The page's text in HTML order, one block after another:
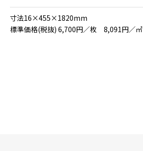
⼨法16×455×1820mm
標準価格(税抜) 6,700円／枚 8,091円／㎡